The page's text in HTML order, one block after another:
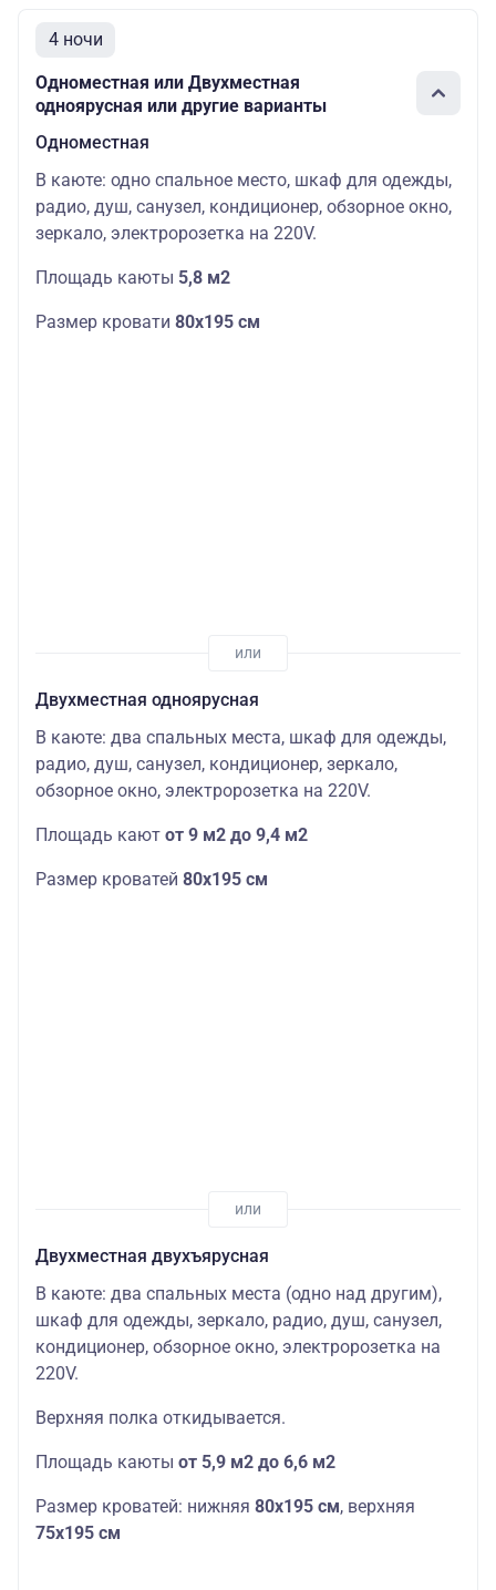
4 ночи
Одноместная или Двухместная
одноярусная или другие варианты
Одноместная
В каюте: одно спальное место, шкаф для одежды,
радио, душ, санузел, кондиционер, обзорное окно,
зеркало, электророзетка на 220V.
Площадь каюты 5,8 м2
Размер кровати 80х195 см
Двухместная одноярусная
В каюте: два спальных места, шкаф для одежды,
радио, душ, санузел, кондиционер, зеркало,
обзорное окно, электророзетка на 220V.
Площадь кают от 9 м2 до 9,4 м2
Размер кроватей 80х195 см
Двухместная двухъярусная
В каюте: два спальных места (одно над другим),
шкаф для одежды, зеркало, радио, душ, санузел,
кондиционер, обзорное окно, электророзетка на
220V.
Верхняя полка откидывается.
Площадь каюты от 5,9 м2 до 6,6 м2
Размер кроватей: нижняя 80х195 см, верхняя
75х195 см